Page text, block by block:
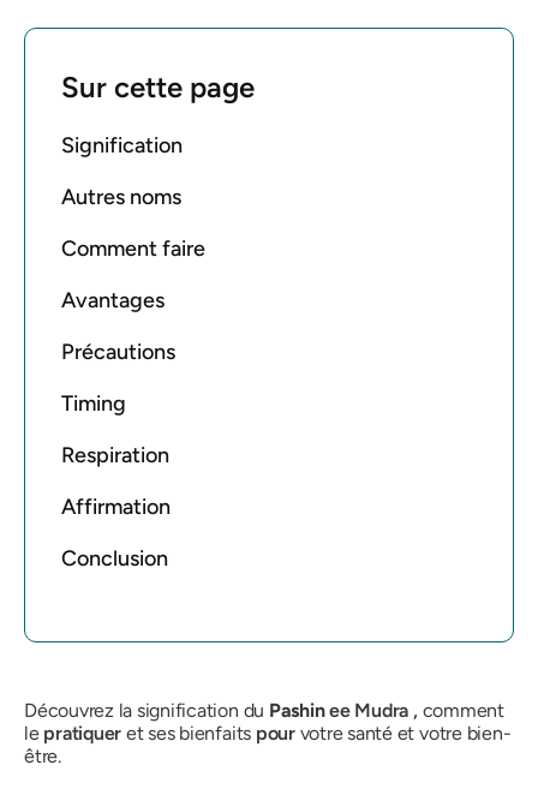
Sur cette page
Signification
Autres noms
Comment faire
Avantages
Précautions
Timing
Respiration
Affirmation
Conclusion
Découvrez la signification du Pashinee Mudra ,comment
le pratiquer et ses bienfaits pourvotre santé et votre bien-
être.